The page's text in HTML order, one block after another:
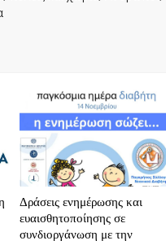
Δράσεις ενημέρωσης και
ευαισθητοποίησης σε
συνδιοργάνωση με την